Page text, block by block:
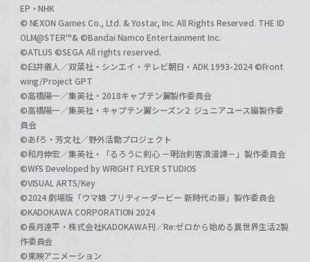
EP・NHK
© NEXON Games Co., Ltd. & Yostar, Inc. All Rights Reserved. THE ID
OLM@STER™& ©Bandai Namco Entertainment Inc.
©ATLUS ©SEGA All rights reserved.
©臼井儀人／双葉社・シンエイ・テレビ朝日・ADK 1993-2024 ©Front
wing/Project GPT
©高橋陽一／集英社・2018キャプテン翼製作委員会
©高橋陽一／集英社・キャプテン翼シーズン２ ジュニアユース編製作委
員会
©あfろ・芳文社／野外活動プロジェクト
©和月伸宏／集英社・「るろうに剣心 －明治剣客浪漫譚－」製作委員会
©WFS Developed by WRIGHT FLYER STUDIOS
©VISUAL ARTS/Key
©2024 劇場版「ウマ娘 プリティーダービー 新時代の扉」製作委員会
©KADOKAWA CORPORATION 2024
©長月達平・株式会社KADOKAWA刊／Re:ゼロから始める異世界生活2製
作委員会
©東映アニメーション